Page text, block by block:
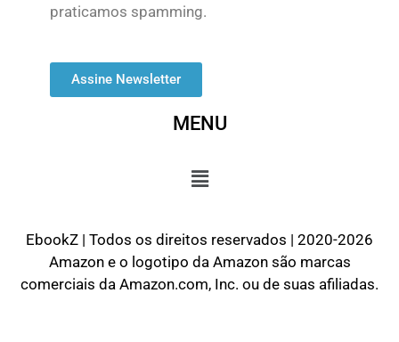
praticamos spamming.
Assine Newsletter
MENU
EbookZ | Todos os direitos reservados | 2020-2026
Amazon e o logotipo da Amazon são marcas
comerciais da Amazon.com, Inc. ou de suas afiliadas.